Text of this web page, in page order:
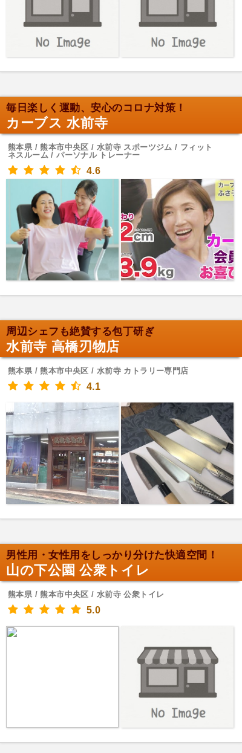
毎日楽しく運動、安心のコロナ対策！
カーブス 水前寺
熊本県 / 熊本市中央区 / 水前寺 スポーツジム / フィット
ネスルーム / パーソナル トレーナー
4.6
周辺シェフも絶賛する包丁研ぎ
水前寺 高橋刃物店
熊本県 / 熊本市中央区 / 水前寺 カトラリー専門店
4.1
男性用・女性用をしっかり分けた快適空間！
山の下公園 公衆トイレ
熊本県 / 熊本市中央区 / 水前寺 公衆トイレ
5.0